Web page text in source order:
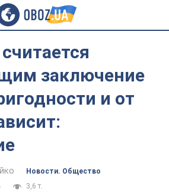
заключение
и от
Новости. Общество
3,6 т.